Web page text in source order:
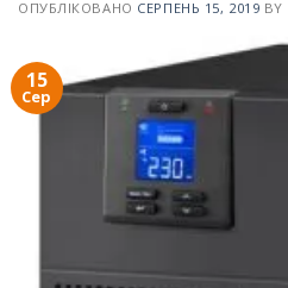
ОПУБЛІКОВАНО СЕРПЕНЬ 15, 2019 BY
15
Сер